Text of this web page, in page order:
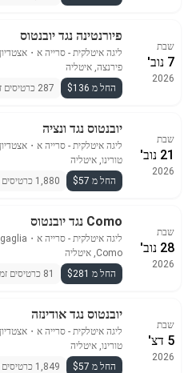
שבת
7 נוב'
2026
פיורנטינה נגד יובנטוס
ליגה איטלקית - סרייה א ・
פירנצה, איטליה
החל מ $136
287 כרטיסים זמינים
שבת
21 נוב'
2026
יובנטוס נגד ונציה
ליגה איטלקית - סרייה א ・
טורינו, איטליה
החל מ $57
1,880 כרטיסים זמינים
שבת
28 נוב'
2026
Como נגד יובנטוס
ליגה איטלקית - סרייה א ・
Como, איטליה
החל מ $281
81 כרטיסים זמינים
שבת
5 דצ'
2026
יובנטוס נגד אודינזה
ליגה איטלקית - סרייה א ・
טורינו, איטליה
החל מ $57
1,849 כרטיסים זמינים